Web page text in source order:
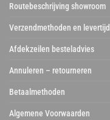
Routebeschrijving showroom
Verzendmethoden en levertijd
Afdekzeilen besteladvies
Annuleren – retourneren
Betaalmethoden
Algemene Voorwaarden